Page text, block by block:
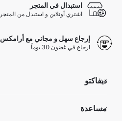
استبدال في المتجر
اشتري أونلاين و استبدل من المتجر
إرجاع سهل و مجاني مع أرامكس
ارجاع في غضون 30 يوماً
ديفاكتو
تعرف علينا
مساعدة